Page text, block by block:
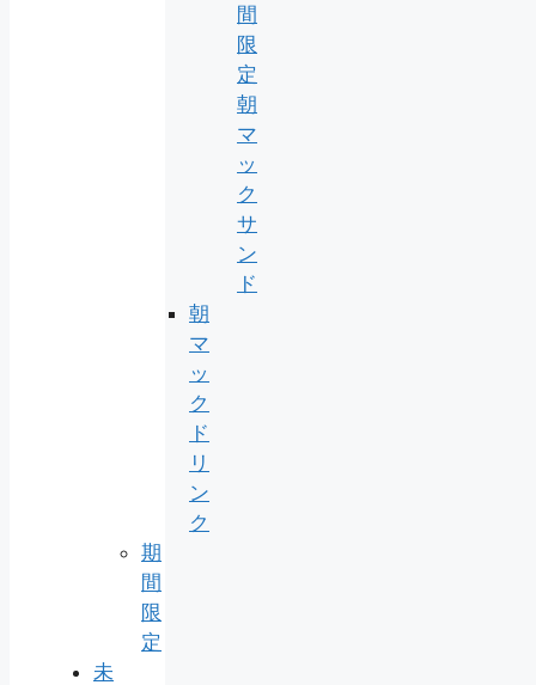
間
限
定
朝
マ
ッ
ク
サ
ン
ド
朝
マ
ッ
ク
ド
リ
ン
ク
期
間
限
定
未